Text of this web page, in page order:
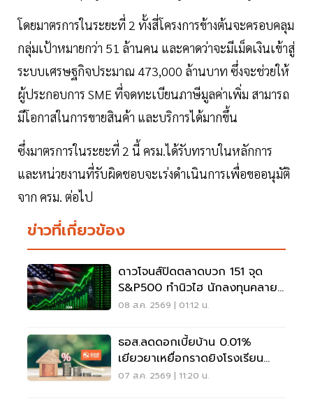
โดยมาตรการในระยะที่ 2 ทั้งสี่โครงการข้างต้นจะครอบคลุม
กลุ่มเป้าหมายกว่า 51 ล้านคน และคาดว่าจะมีเม็ดเงินเข้าสู่
ระบบเศรษฐกิจประมาณ 473,000 ล้านบาท ซึ่งจะช่วยให้
ผู้ประกอบการ SME ที่จดทะเบียนภาษีมูลค่าเพิ่ม สามารถ
มีโอกาสในการขายสินค้า และบริการได้มากขึ้น
ซึ่งมาตรการในระยะที่ 2 นี้ ครม.ได้รับทราบในหลักการ
และหน่วยงานที่รับผิดชอบจะเร่งดำเนินการเพื่อขออนุมัติ
จาก ครม. ต่อไป
ข่าวที่เกี่ยวข้อง
ดาวโจนส์ปิดตลาดบวก 151 จุด
S&P500 ทำนิวไฮ นักลงทุนคลาย
กังวลเฟดขึ้นดอกเบี้ย
08 ส.ค. 2569 | 01:12 น.
ธอส.ลดดอกเบี้ยบ้าน 0.01%
เยียวยาเหยื่อกราดยิงโรงเรียน
จ.นนทบุรี
07 ส.ค. 2569 | 11:20 น.